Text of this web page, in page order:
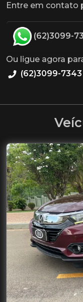
Entre em contato
(62)3099-
Ou ligue agora
(62)3099-7343